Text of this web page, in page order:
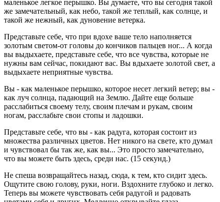
маленькое легкое перышко. Вы думаете, что вы сегодня такой
же замечательный, как небо, такой же теплый, как солнце, и
такой же нежный, как дуновение ветерка.
Представьте себе, что при вдохе ваше тело наполняется
золотым светом-от головы до кончиков пальцев ног... А когда
вы выдыхаете, представьте себе, что все чувства, которые не
нужны вам сейчас, покидают вас. Вы вдыхаете золотой свет, а
выдыхаете неприятные чувства.
Вы - как маленькое перышко, которое несет легкий ветер; вы -
как луч солнца, падающий на Землю. Дайте еще больше
расслабиться своему телу, своим плечам и рукам, своим
ногам, расслабьте свои стопы и ладошки.
Представьте себе, что вы - как радуга, которая состоит из
множества различных цветов. Нет никого на свете, кто думал
и чувствовал бы так же, как вы... Это просто замечательно,
что вы можете быть здесь, среди нас. (15 секунд.)
Не спеша возвращайтесь назад, сюда, к тем, кто сидит здесь.
Ощутите свою голову, руки, ноги. Вздохните глубоко и легко.
Теперь вы можете чувствовать себя радугой и радовать